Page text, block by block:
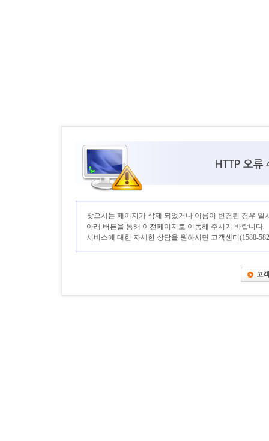
찾으시는 페이지가 삭제 되었거나 이름이 변경된 경우 일
아래 버튼을 통해 이전페이지로 이동해 주시기 바랍니다.
서비스에 대한 자세한 상담을 원하시면 고객센터(1588-